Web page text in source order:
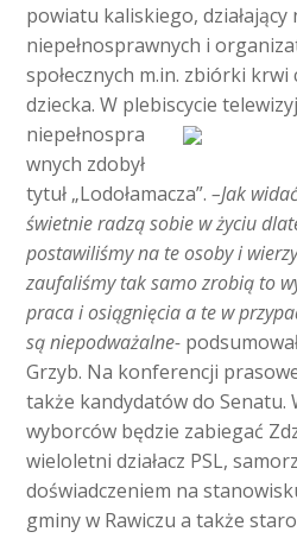
powiatu kaliskiego, działający
niepełnosprawnych i
społecznych m.in. zbiórki
dziecka. W plebiscycie
niepełnospra
wnych zdobył
tytuł „Lodołamacza”.–Jak
świetnie radzą sobie w życiu
postawiliśmy na te osoby i
zaufaliśmy tak samo zrobią to
praca i osiągnięcia a te w
są niepodważalne-
Grzyb. Na konferencji
także kandydatów do Senatu.
wyborców będzie zabiegać
wieloletni działacz PSL,
doświadczeniem na
gminy w Rawiczu a także